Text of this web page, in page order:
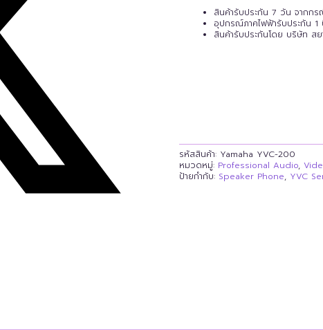
สินค้ารับประกัน 7 วัน จากก
อุปกรณ์ภาคไฟฟ้ารับประกัน 1
สินค้ารับประกันโดย บริษัท ส
รหัสสินค้า: Yamaha YVC-200
หมวดหมู่: Professional Audio,
ป้ายกำกับ: Speaker Phone, YVC